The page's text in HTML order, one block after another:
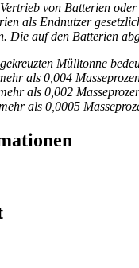
von Batterien
als Endnutzer
Die auf den Batterien
Mülltonne
als 0,004
als 0,002
als 0,0005